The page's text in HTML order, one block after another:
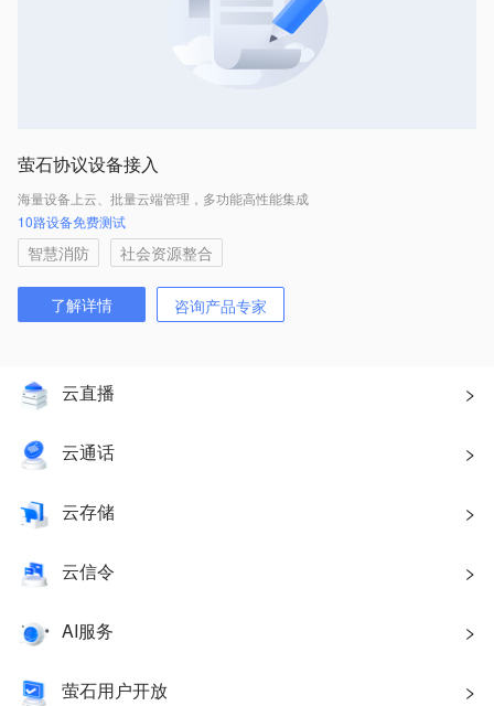
萤石协议设备接入
海量设备上云、批量云端管理，多功能高性能集成
10路设备免费测试
智慧消防 社会资源整合
了解详情 咨询产品专家
云直播
云通话
云存储
云信令
AI服务
萤石用户开放